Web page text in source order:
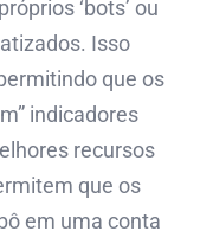
‘bots’ ou
Isso
que os
indicadores
recursos
que os
em uma conta